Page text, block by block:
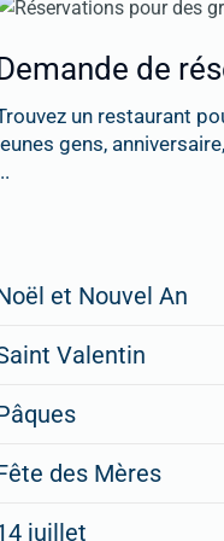
de
un restaurant
gens,
figurer
vos
spéciaux
et Nouvel An
Valentin
des Mères
juillet